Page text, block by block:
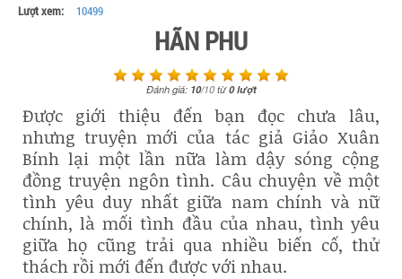
Lượt xem:
10499
HÃN PHU
Đánh giá: 10/10từ0lượt
Được giới thiệu đến bạn đọc chưa lâu,
nhưng truyện mới của tác giả Giảo Xuân
Bính lại một lần nữa làm dậy sóng cộng
đồng truyện ngôn tình. Câu chuyện về một
tình yêu duy nhất giữa nam chính và nữ
chính, là mối tình đầu của nhau, tình yêu
giữa họ cũng trải qua nhiều biến cố, thử
thách rồi mới đến được với nhau.